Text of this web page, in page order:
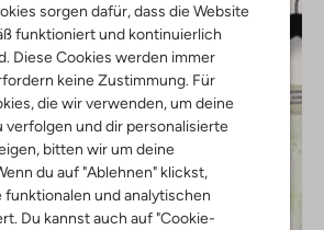
sorgen dafür, dass die Website
funktioniert und kontinuierlich
Diese Cookies werden immer
keine Zustimmung. Für
die wir verwenden, um deine
verfolgen und dir personalisierte
bitten wir um deine
du auf "Ablehnen" klickst,
funktionalen und analytischen
Du kannst auch auf "Cookie-